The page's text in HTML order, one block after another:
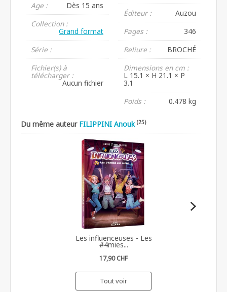
Age :
Dès 15 ans
Collection :
Grand format
Série :
Fichier(s) à
télécharger :
Aucun fichier
Éditeur :
Auzou
Pages :
346
Reliure :
BROCHÉ
Dimensions en cm :
L 15.1 × H 21.1 × P
3.1
Poids :
0.478 kg
Du même auteur FILIPPINI Anouk (25)
Les influenceuses - Les
#4mies...
17,90 CHF
Tout voir